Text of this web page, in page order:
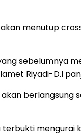
menutup
sebelumnya
Riyadi-D.I
berlangsung
terbukti